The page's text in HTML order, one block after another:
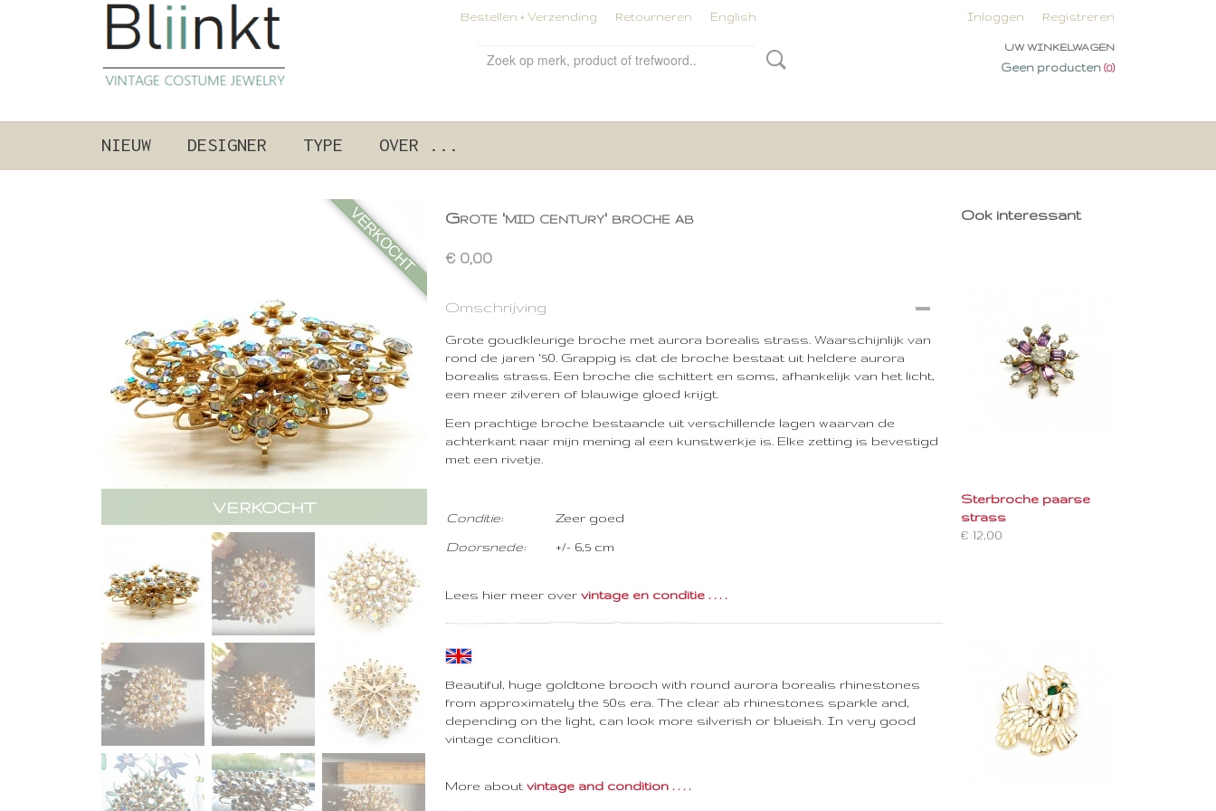
Bestellen + Verzending Retourneren English Inloggen Registreren
UW WINKELWAGEN
Geen producten (0)
NIEUW DESIGNER TYPE OVER ...
VERKOCHT
VERKOCHT Grote 'mid century' broche ab
€ 0,00
Omschrijving
Grote goudkleurige broche met aurora borealis strass. Waarschijnlijk van
rond de jaren '50. Grappig is dat de broche bestaat uit heldere aurora
borealis strass. Een broche die schittert en soms, afhankelijk van het licht,
een meer zilveren of blauwige gloed krijgt.
Een prachtige broche bestaande uit verschillende lagen waarvan de
achterkant naar mijn mening al een kunstwerkje is. Elke zetting is bevestigd
met een rivetje.
Conditie:
Doorsnede:
Zeer goed
+/- 6,5 cm
Lees hier meer over vintage en conditie . . . .
Beautiful, huge goldtone brooch with round aurora borealis rhinestones
from approximately the 50s era. The clear ab rhinestones sparkle and,
depending on the light, can look more silverish or blueish. In very good
vintage condition.
More about vintage and condition . . . .
Ook interessant
Sterbroche paarse
strass
€ 12,00